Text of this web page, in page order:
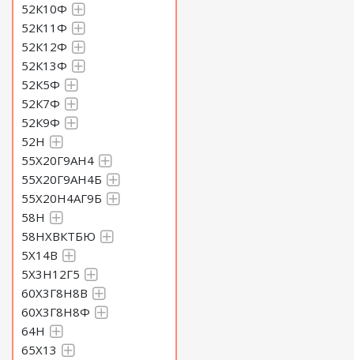
52К10Ф
52К11Ф
52К12Ф
52К13Ф
52К5Ф
52К7Ф
52К9Ф
52Н
55Х20Г9АН4
55Х20Г9АН4Б
55Х20Н4АГ9Б
58Н
58НХВКТБЮ
5Х14В
5Х3Н12Г5
60Х3Г8Н8В
60Х3Г8Н8Ф
64Н
65Х13